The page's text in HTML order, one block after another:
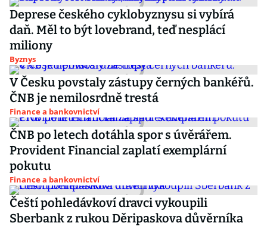
Deprese českého cyklobyznysu si vybírá
daň. Měl to být lovebrand, teď nesplácí
miliony
Byznys
V Česku povstaly zástupy černých bankéřů.
ČNB je nemilosrdně trestá
Finance a bankovnictví
ČNB po letech dotáhla spor s úvěrářem.
Provident Financial zaplatí exemplární
pokutu
Finance a bankovnictví
Čeští pohledávkoví dravci vykoupili
Sberbank z rukou Děripaskova důvěrníka